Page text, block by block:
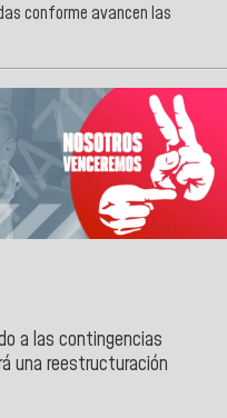
conforme avancen las
a las contingencias
una reestructuración